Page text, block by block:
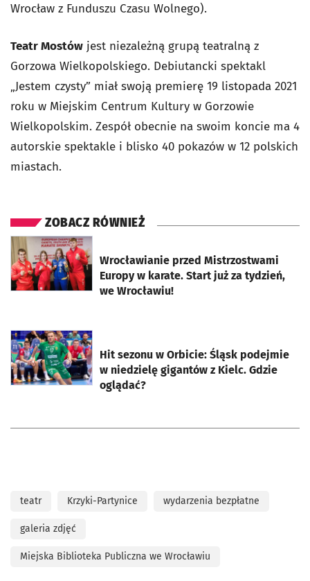
Wrocław z Funduszu Czasu Wolnego).
Teatr Mostów jest niezależną grupą teatralną z
Gorzowa Wielkopolskiego. Debiutancki spektakl
„Jestem czysty” miał swoją premierę 19 listopada 2021
roku w Miejskim Centrum Kultury w Gorzowie
Wielkopolskim. Zespół obecnie na swoim koncie ma 4
autorskie spektakle i blisko 40 pokazów w 12 polskich
miastach.
ZOBACZ RÓWNIEŻ
Wrocławianie przed Mistrzostwami
Europy w karate. Start już za tydzień,
we Wrocławiu!
otworzy się w nowej karcie
Hit sezonu w Orbicie: Śląsk podejmie
w niedzielę gigantów z Kielc. Gdzie
oglądać?
otworzy się w nowej karcie
teatr Krzyki-Partynice wydarzenia bezpłatne
galeria zdjęć
Miejska Biblioteka Publiczna we Wrocławiu